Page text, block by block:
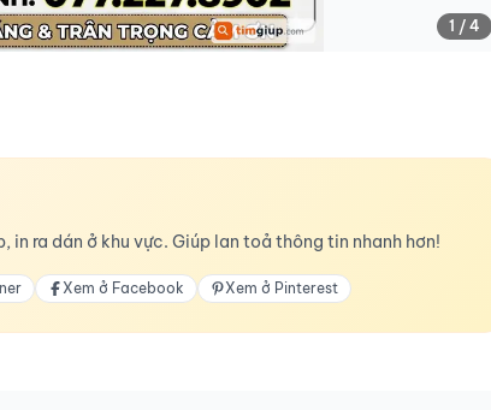
1 / 4
ra dán ở khu vực. Giúp lan toả thông tin nhanh hơn!
Xem ở Facebook Xem ở Pinterest